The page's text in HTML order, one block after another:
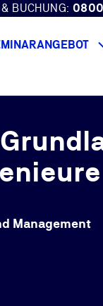
BUCHUNG:
Management